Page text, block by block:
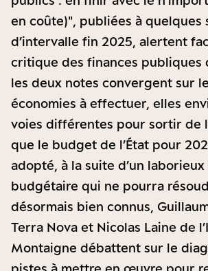
en coûte)", publiées à quelques
d’intervalle fin 2025, alertent
critique des finances publiques
les deux notes convergent sur
économies à effectuer, elles
voies différentes pour sortir de
que le budget de l’État pour
adopté, à la suite d’un
budgétaire qui ne pourra
désormais bien connus,
Terra Nova et Nicolas Laine de
Montaigne débattent sur le